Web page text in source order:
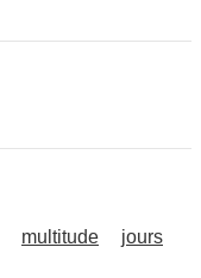
multitude
jours